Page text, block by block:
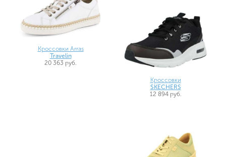
Кроссовки Arras
Travelin
20 363 руб.
Кроссовки
SKECHERS
12 894 руб.